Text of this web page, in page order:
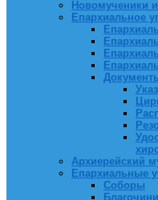
Новомученики
Епархиальное
Архиерейский
Епархиальные
Соборы